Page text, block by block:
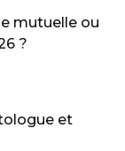
mutuelle ou
?
et